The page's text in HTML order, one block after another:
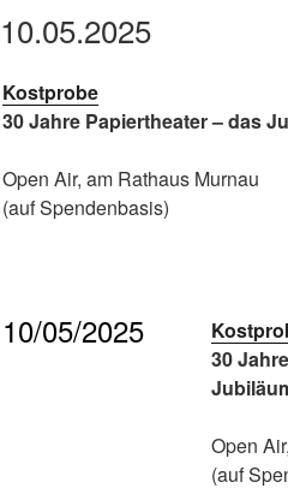
10.05.2025
Kostprobe
30 Jahre Papiertheater – das
Open Air, am Rathaus Murnau
(auf Spendenbasis)
10/05/2025
30
Open
(auf